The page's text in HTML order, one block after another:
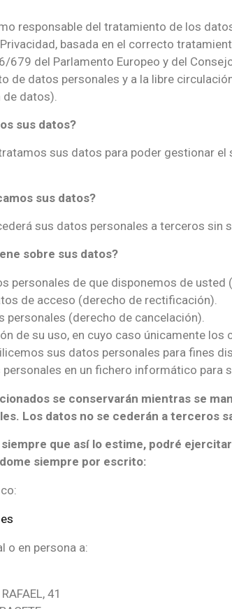
responsable del tratamiento de los
basada en el correcto
679 del Parlamento Europeo y del
de datos personales y a la libre
de datos).
sus datos?
tratamos sus datos para poder gestionar
sus datos?
cederá sus datos personales a terceros sin
sobre sus datos?
personales de que disponemos de usted
de acceso (derecho de rectificación).
personales (derecho de cancelación).
de su uso, en cuyo caso únicamente
sus datos personales para fines
en un fichero informático
se conservarán mientras se
Los datos no se cederán a terceros
siempre que así lo estime, podré
siempre por escrito:
o en persona a:
41